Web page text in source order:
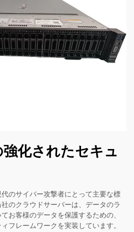
化されたセキュ
のサイバー攻撃者にとって主要な標
のクラウドサーバーは、データのラ
お客様のデータを保護するための、
フレームワークを実装しています。